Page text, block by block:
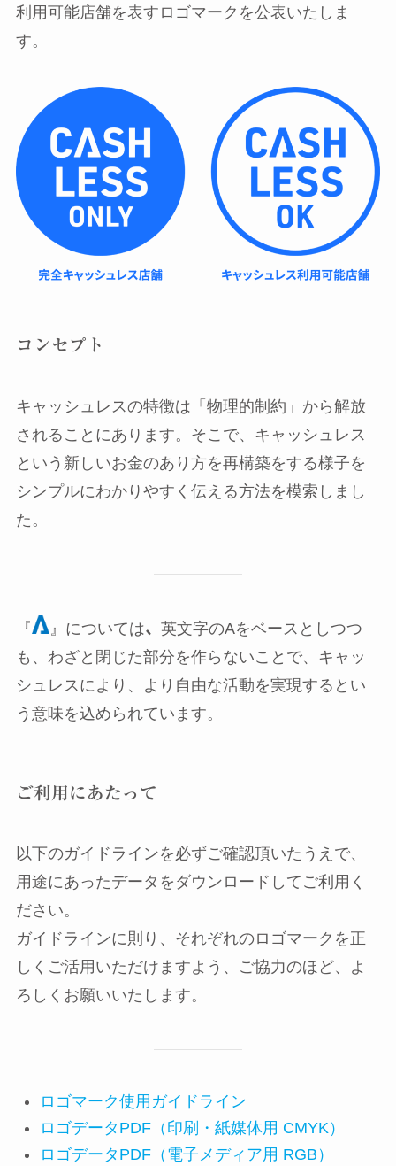
利用可能店舗を表すロゴマークを公表いたしま
す。
コンセプト
キャッシュレスの特徴は「物理的制約」から解放
されることにあります。そこで、キャッシュレス
という新しいお金のあり方を再構築をする様子を
シンプルにわかりやすく伝える方法を模索しまし
た。
『 』については、 英文字のAをベースとしつつ
も、わざと閉じた部分を作らないことで、キャッ
シュレスにより、より自由な活動を実現するとい
う意味を込められています。
ご利用にあたって
以下のガイドラインを必ずご確認頂いたうえで、
用途にあったデータをダウンロードしてご利用く
ださい。
ガイドラインに則り、それぞれのロゴマークを正
しくご活用いただけますよう、ご協力のほど、よ
ろしくお願いいたします。
ロゴマーク使用ガイドライン
ロゴデータPDF（印刷・紙媒体用 CMYK）
ロゴデータPDF（電子メディア用 RGB）